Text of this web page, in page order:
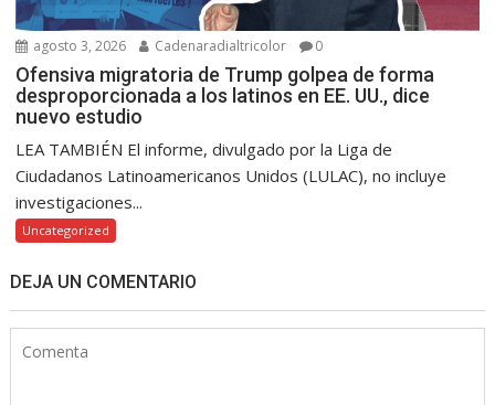
agosto 3, 2026 Cadenaradialtricolor 0
Ofensiva migratoria de Trump golpea de forma
desproporcionada a los latinos en EE. UU., dice
nuevo estudio
LEA TAMBIÉN El informe, divulgado por la Liga de
Ciudadanos Latinoamericanos Unidos (LULAC), no incluye
investigaciones...
Uncategorized
DEJA UN COMENTARIO